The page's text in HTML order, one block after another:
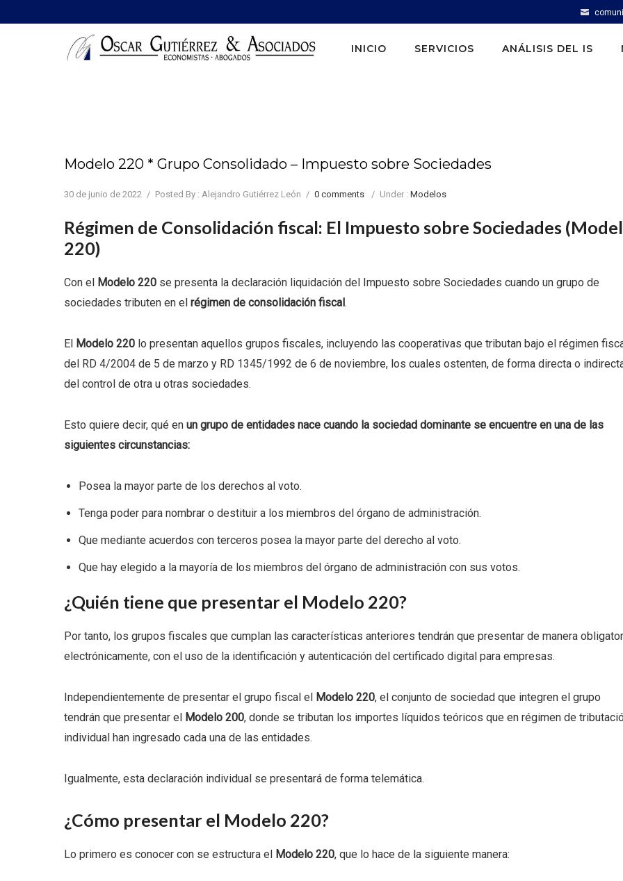
INICIO SERVICIOS ANÁLISIS DEL IS
Modelo 220 * Grupo Consolidado – Impuesto sobre Sociedades
30 de junio de 2022 / Posted By : Alejandro Gutiérrez León / 0 comments / Under : Modelos
Régimen de Consolidación fiscal: El Impuesto sobre Sociedades
220)
Con el Modelo 220 se presenta la declaración liquidación del Impuesto sobre Sociedades cuando un grupo de
sociedades tributen en el régimen de consolidación fiscal .
El Modelo 220 lo presentan aquellos grupos fiscales, incluyendo las cooperativas que tributan bajo el régimen
del RD 4/2004 de 5 de marzo y RD 1345/1992 de 6 de noviembre, los cuales ostenten, de forma directa o
del control de otra u otras sociedades.
Esto quiere decir, qué en un grupo de entidades nace cuando la sociedad dominante se encuentre en una de las
siguientes circunstancias:
Posea la mayor parte de los derechos al voto.
Tenga poder para nombrar o destituir a los miembros del órgano de administración.
Que mediante acuerdos con terceros posea la mayor parte del derecho al voto.
Que hay elegido a la mayoría de los miembros del órgano de administración con sus votos.
¿Quién tiene que presentar el Modelo 220?
Por tanto, los grupos fiscales que cumplan las características anteriores tendrán que presentar de manera
electrónicamente, con el uso de la identificación y autenticación del certificado digital para empresas.
Independientemente de presentar el grupo fiscal el Modelo 220, el conjunto de sociedad que integren el grupo
tendrán que presentar el
Modelo 200, donde se tributan los importes líquidos teóricos que en régimen de
individual han ingresado cada una de las entidades.
Igualmente, esta declaración individual se presentará de forma telemática.
¿Cómo presentar el Modelo 220?
Lo primero es conocer con se estructura el Modelo 220, que lo hace de la siguiente manera: